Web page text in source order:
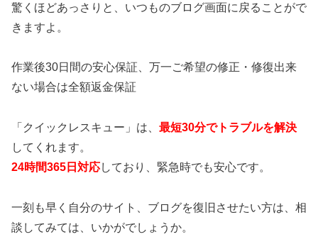
驚くほどあっさりと、いつものブログ画面に戻ることがで
きますよ。
作業後30日間の安心保証、万一ご希望の修正・修復出来
ない場合は全額返金保証
「クイックレスキュー」は、 最短30分でトラブルを解決
してくれます。
24時間365日対応しており、緊急時でも安心です。
一刻も早く自分のサイト、ブログを復旧させたい方は、相
談してみては、いかがでしょうか。